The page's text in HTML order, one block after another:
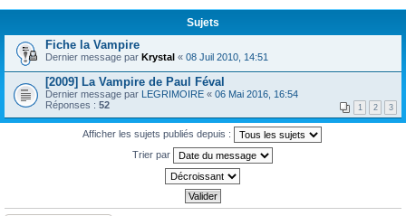
Sujets
Fiche la Vampire
Dernier message par Krystal « 08 Juil 2010, 14:51
[2009] La Vampire de Paul Féval
Dernier message par LEGRIMOIRE « 06 Mai 2016, 16:54
Réponses : 52 1 2 3
Afficher les sujets publiés depuis :
Trier par